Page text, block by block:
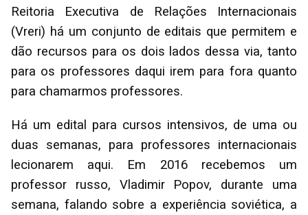
Reitoria Executiva de Relações Internacionais
(Vreri) há um conjunto de editais que permitem e
dão recursos para os dois lados dessa via, tanto
para os professores daqui irem para fora quanto
para chamarmos professores.
Há um edital para cursos intensivos, de uma ou
duas semanas, para professores internacionais
lecionarem aqui. Em 2016 recebemos um
professor russo, Vladimir Popov, durante uma
semana, falando sobre a experiência soviética, a